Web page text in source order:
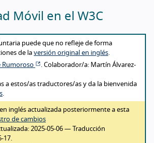
Móvil en el W3C
translation
puede que no refleje de forma
de la versión original en inglés.
Rumoroso
. Colaborador/a: Martín Álvarez-
a estos/as traductores/as y da la bienvenida
.
inglés actualizada posteriormente a esta
de cambios
2025-05-06 — Traducción
17.